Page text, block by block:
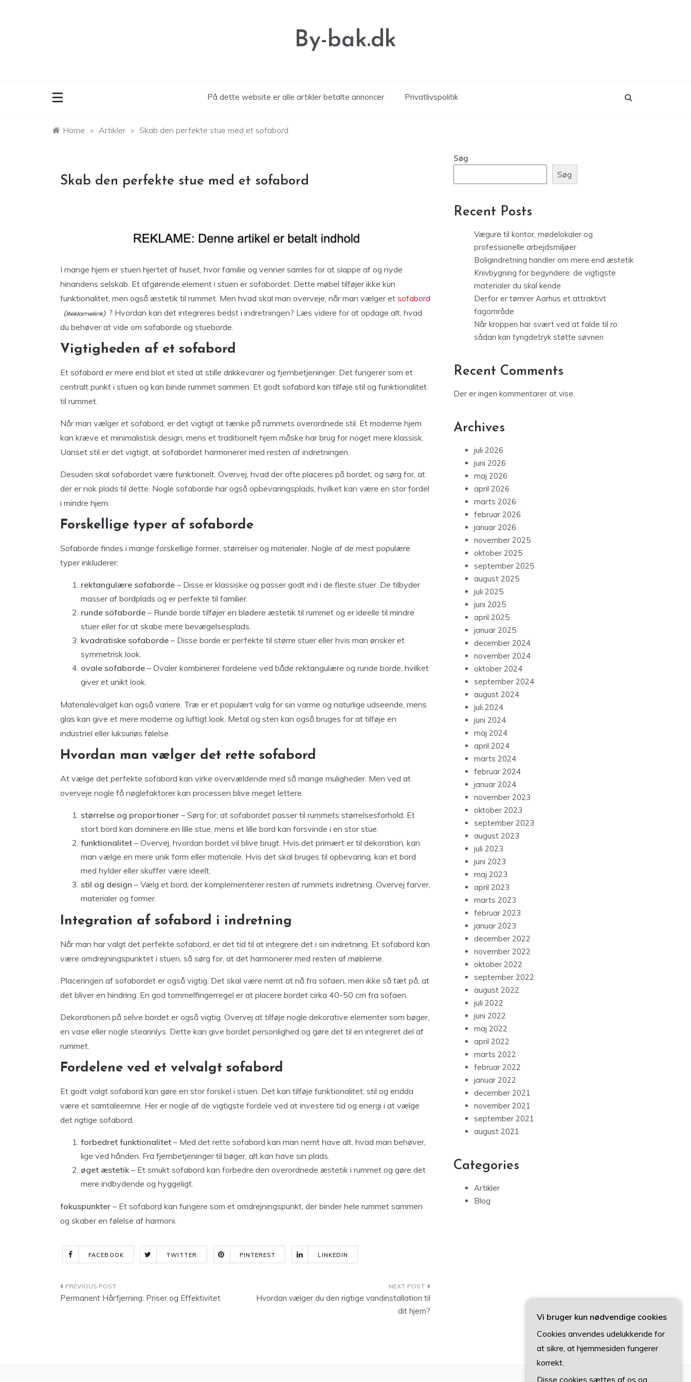
By-bak.dk
På dette website er alle artikler betalte annoncer Privatlivspolitik
Home » Artikler » Skab den perfekte stue med et sofabord
Skab den perfekte stue med et sofabord
I mange hjem er stuen hjertet af huset, hvor familie og venner samles for at slappe af og nyde
hinandens selskab. Et afgørende element i stuen er sofabordet. Dette møbel tilføjer ikke kun
funktionalitet, men også æstetik til rummet. Men hvad skal man overveje, når man vælger et sofabord
? Hvordan kan det integreres bedst i indretningen? Læs videre for at opdage alt, hvad
du behøver at vide om sofaborde og stueborde.
Vigtigheden af et sofabord
Et sofabord er mere end blot et sted at stille drikkevarer og fjernbetjeninger. Det fungerer som et
centralt punkt i stuen og kan binde rummet sammen. Et godt sofabord kan tilføje stil og funktionalitet
til rummet.
Når man vælger et sofabord, er det vigtigt at tænke på rummets overordnede stil. Et moderne hjem
kan kræve et minimalistisk design, mens et traditionelt hjem måske har brug for noget mere klassisk.
Uanset stil er det vigtigt, at sofabordet harmonerer med resten af indretningen.
Desuden skal sofabordet være funktionelt. Overvej, hvad der ofte placeres på bordet, og sørg for, at
der er nok plads til dette. Nogle sofaborde har også opbevaringsplads, hvilket kan være en stor fordel
i mindre hjem.
Forskellige typer af sofaborde
Sofaborde findes i mange forskellige former, størrelser og materialer. Nogle af de mest populære
typer inkluderer:
rektangulære sofaborde – Disse er klassiske og passer godt ind i de fleste stuer. De tilbyder
masser af bordplads og er perfekte til familier.
runde sofaborde – Runde borde tilføjer en blødere æstetik til rummet og er ideelle til mindre
stuer eller for at skabe mere bevægelsesplads.
kvadratiske sofaborde – Disse borde er perfekte til større stuer eller hvis man ønsker et
symmetrisk look.
ovale sofaborde – Ovaler kombinerer fordelene ved både rektangulære og runde borde, hvilket
giver et unikt look.
Materialevalget kan også variere. Træ er et populært valg for sin varme og naturlige udseende, mens
glas kan give et mere moderne og luftigt look. Metal og sten kan også bruges for at tilføje en
industriel eller luksuriøs følelse.
Hvordan man vælger det rette sofabord
At vælge det perfekte sofabord kan virke overvældende med så mange muligheder. Men ved at
overveje nogle få nøglefaktorer kan processen blive meget lettere.
størrelse og proportioner – Sørg for, at sofabordet passer til rummets størrelsesforhold. Et
stort bord kan dominere en lille stue, mens et lille bord kan forsvinde i en stor stue.
funktionalitet – Overvej, hvordan bordet vil blive brugt. Hvis det primært er til dekoration, kan
man vælge en mere unik form eller materiale. Hvis det skal bruges til opbevaring, kan et bord
med hylder eller skuffer være ideelt.
stil og design – Vælg et bord, der komplementerer resten af rummets indretning. Overvej farver,
materialer og former.
Integration af sofabord i indretning
Når man har valgt det perfekte sofabord, er det tid til at integrere det i sin indretning. Et sofabord kan
være omdrejningspunktet i stuen, så sørg for, at det harmonerer med resten af møblerne.
Placeringen af sofabordet er også vigtig. Det skal være nemt at nå fra sofaen, men ikke så tæt på, at
det bliver en hindring. En god tommelfingerregel er at placere bordet cirka 40-50 cm fra sofaen.
Dekorationen på selve bordet er også vigtig. Overvej at tilføje nogle dekorative elementer som bøger,
en vase eller nogle stearinlys. Dette kan give bordet personlighed og gøre det til en integreret del af
rummet.
Fordelene ved et velvalgt sofabord
Et godt valgt sofabord kan gøre en stor forskel i stuen. Det kan tilføje funktionalitet, stil og endda
være et samtaleemne. Her er nogle af de vigtigste fordele ved at investere tid og energi i at vælge
det rigtige sofabord.
forbedret funktionalitet – Med det rette sofabord kan man nemt have alt, hvad man behøver,
lige ved hånden. Fra fjernbetjeninger til bøger, alt kan have sin plads.
øget æstetik– Et smukt sofabord kan forbedre den overordnede æstetik i rummet og gøre det
mere indbydende og hyggeligt.
fokuspunkter – Et sofabord kan fungere som et omdrejningspunkt, der binder hele rummet sammen
og skaber en følelse af harmoni.
FACEBOOK TWITTER PINTEREST LINKEDIN
Indlægsnavigation
Permanent Hårfjerning: Priser og Effektivitet
Hvordan vælger du den rigtige vandinstallation til
dit hjem?
Søg
Søg
Recent Posts
Vægure til kontor, mødelokaler og
professionelle arbejdsmiljøer
Boligindretning handler om mere end æstetik
Knivbygning for begyndere: de vigtigste
materialer du skal kende
Derfor er tømrer Aarhus et attraktivt
fagområde
Når kroppen har svært ved at falde til ro:
sådan kan tyngdetryk støtte søvnen
Recent Comments
Der er ingen kommentarer at vise.
Archives
juli 2026
juni 2026
maj 2026
april 2026
marts 2026
februar 2026
januar 2026
november 2025
oktober 2025
september 2025
august 2025
juli 2025
juni 2025
april 2025
januar 2025
december 2024
november 2024
oktober 2024
september 2024
august 2024
juli 2024
juni 2024
maj 2024
april 2024
marts 2024
februar 2024
januar 2024
november 2023
oktober 2023
september 2023
august 2023
juli 2023
juni 2023
maj 2023
april 2023
marts 2023
februar 2023
januar 2023
december 2022
november 2022
oktober 2022
september 2022
august 2022
juli 2022
juni 2022
maj 2022
april 2022
marts 2022
februar 2022
januar 2022
december 2021
november 2021
september 2021
august 2021
Categories
Artikler
Blog
Vi bruger kun nødvendige cookies
Cookies anvendes udelukkende for
at sikre, at hjemmesiden fungerer
korrekt.
Disse cookies sættes af os og